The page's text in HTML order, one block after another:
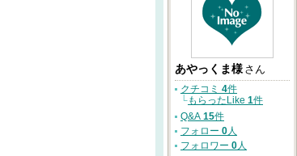
あやっくま様 さん
クチコミ 4件
└もらったLike 1件
Q&A 15件
フォロー 0人
フォロワー 0人